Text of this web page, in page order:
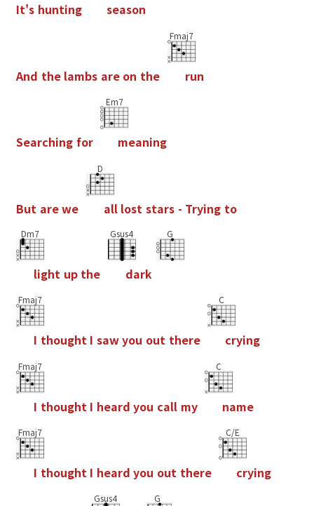
It's hunting season
And the lambs are on the
Fmaj7
run
Searching for
Em7
meaning
But arewe
D
all lost stars - Trying to
Dm7
light up the
Gsus4
dark
G
Fmaj7
I thought I sawyou out there
C
crying
Fmaj7
I thought I heard you call my
C
name
Fmaj7
I thought I heard you out there
C/E
crying
Gsus4 G